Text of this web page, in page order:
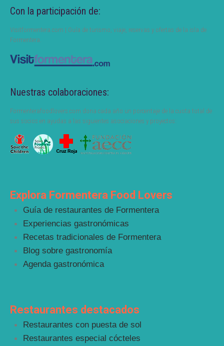
Con la participación de:
Visitformentera.com | Guía de turismo, viaje, reservas y ofertas de la isla de
Formentera.
Nuestras colaboraciones:
Formenterafoodlovers.com dona cada año un porcentaje de la cuota total de
sus socios en ayudas a las siguientes asociaciones y proyectos:
Explora Formentera Food Lovers
Guía de restaurantes de Formentera
Experiencias gastronómicas
Recetas tradicionales de Formentera
Blog sobre gastronomía
Agenda gastronómica
Restaurantes destacados
Restaurantes con puesta de sol
Restaurantes especial cócteles